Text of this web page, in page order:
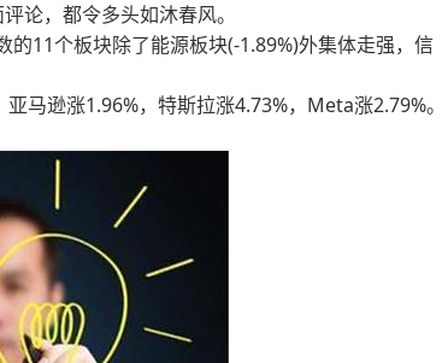
论，都令多头如沐春风。
的11个板块除了能源板块(-1.89%)外集体走强，信
马逊涨1.96%，特斯拉涨4.73%，Meta涨2.79%。